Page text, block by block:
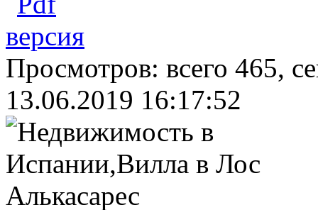
Просмотров: всего 465,
13.06.2019 16:17:52